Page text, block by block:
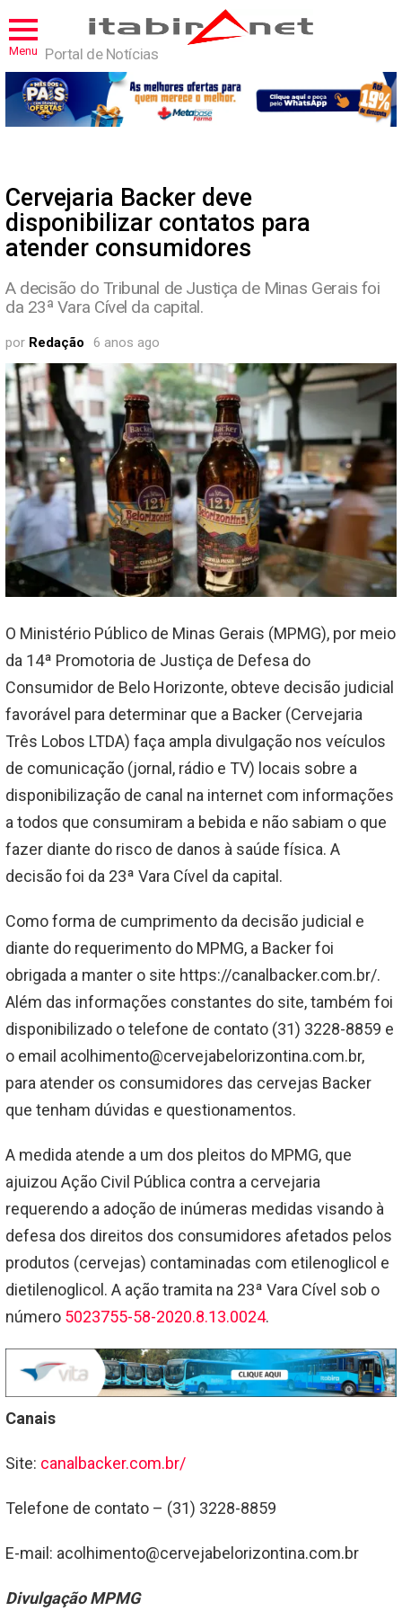
Menu Portal de Notícias
Cervejaria Backer deve
disponibilizar contatos para
atender consumidores
A decisão do Tribunal de Justiça de Minas Gerais foi
da 23ª Vara Cível da capital.
por Redação 6 anos ago
O Ministério Público de Minas Gerais (MPMG), por meio
da 14ª Promotoria de Justiça de Defesa do
Consumidor de Belo Horizonte, obteve decisão judicial
favorável para determinar que a Backer (Cervejaria
Três Lobos LTDA) faça ampla divulgação nos veículos
de comunicação (jornal, rádio e TV) locais sobre a
disponibilização de canal na internet com informações
a todos que consumiram a bebida e não sabiam o que
fazer diante do risco de danos à saúde física. A
decisão foi da 23ª Vara Cível da capital.
Como forma de cumprimento da decisão judicial e
diante do requerimento do MPMG, a Backer foi
obrigada a manter o site https://canalbacker.com.br/.
Além das informações constantes do site, também foi
disponibilizado o telefone de contato (31) 3228-8859 e
o email acolhimento@cervejabelorizontina.com.br,
para atender os consumidores das cervejas Backer
que tenham dúvidas e questionamentos.
A medida atende a um dos pleitos do MPMG, que
ajuizou Ação Civil Pública contra a cervejaria
requerendo a adoção de inúmeras medidas visando à
defesa dos direitos dos consumidores afetados pelos
produtos (cervejas) contaminadas com etilenoglicol e
dietilenoglicol. A ação tramita na 23ª Vara Cível sob o
número 5023755-58-2020.8.13.0024.
Canais
Site: canalbacker.com.br/
Telefone de contato – (31) 3228-8859
E-mail: acolhimento@cervejabelorizontina.com.br
Divulgação MPMG